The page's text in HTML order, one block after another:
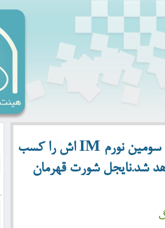
شاهین لرپری زنگنه در مسابقات اوپن بانکوک سومین نورم IM اش را کسب
شد.نایجل شورت قهرمان